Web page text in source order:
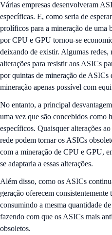
Várias empresas desenvolveram
específicas. E, como seria de
prolíficos para a mineração de uma
por CPU e GPU tornou-se
deixando de existir. Algumas redes,
alterações para resistir aos ASICs
por quintas de mineração de
mineração apenas possível com
No entanto, a principal
uma vez que são concebidos como
específicos. Quaisquer alterações
rede podem tornar os ASICs
com a mineração de CPU e GPU,
se adaptaria a essas alterações.
Além disso, como os ASICs
geração oferecem consistentemente
consumindo a mesma quantidade
fazendo com que os ASICs mais
obsoletos.